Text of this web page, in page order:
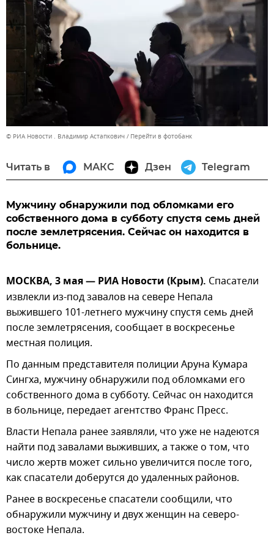
© РИА Новости . Владимир Астапкович Перейти в фотобанк
Читать в МАКС Дзен Telegram
Мужчину обнаружили под обломками его
собственного дома в субботу спустя семь дней
после землетрясения. Сейчас он находится в
больнице.
МОСКВА, 3 мая — РИА Новости (Крым). Спасатели
извлекли из-под завалов на севере Непала
выжившего 101-летнего мужчину спустя семь дней
после землетрясения, сообщает в воскресенье
местная полиция.
По данным представителя полиции Аруна Кумара
Сингха, мужчину обнаружили под обломками его
собственного дома в субботу. Сейчас он находится
в больнице, передает агентство Франс Пресс.
Власти Непала ранее заявляли, что уже не надеются
найти под завалами выживших, а также о том, что
число жертв может сильно увеличится после того,
как спасатели доберутся до удаленных районов.
Ранее в воскресенье спасатели сообщили, что
обнаружили мужчину и двух женщин на северо-
востоке Непала.